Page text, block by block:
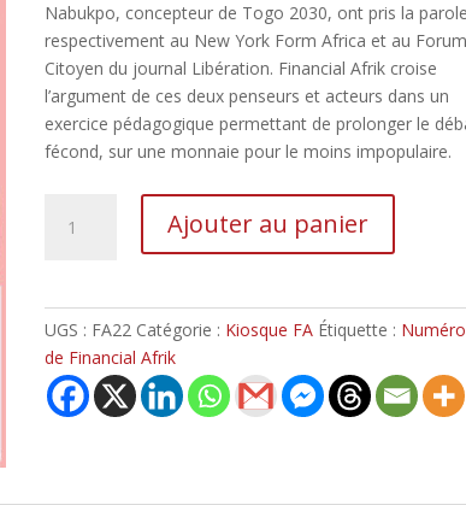
Nabukpo, concepteur de Togo 2030, ont pris la
respectivement au New York Form Africa et au
Citoyen du journal Libération. Financial Afrik croise
l’argument de ces deux penseurs et acteurs dans un
exercice pédagogique permettant de prolonger le
fécond, sur une monnaie pour le moins impopulaire.
Ajouter au panier
UGS : FA22 Catégorie : Kiosque FA Étiquette :
de Financial Afrik